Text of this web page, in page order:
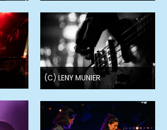
(C) LENY MUNIER